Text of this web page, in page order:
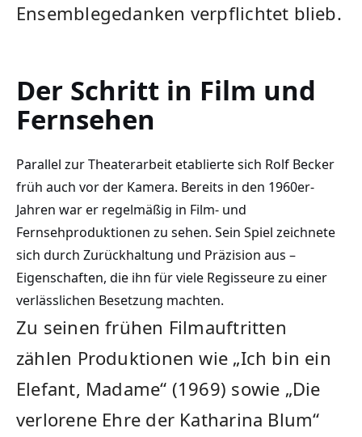
Ensemblegedanken verpflichtet blieb.
Der Schritt in Film und
Fernsehen
Parallel zur Theaterarbeit etablierte sich Rolf Becker
früh auch vor der Kamera. Bereits in den 1960er-
Jahren war er regelmäßig in Film- und
Fernsehproduktionen zu sehen. Sein Spiel zeichnete
sich durch Zurückhaltung und Präzision aus –
Eigenschaften, die ihn für viele Regisseure zu einer
verlässlichen Besetzung machten.
Zu seinen frühen Filmauftritten
zählen Produktionen wie „Ich bin ein
Elefant, Madame“ (1969) sowie „Die
verlorene Ehre der Katharina Blum“